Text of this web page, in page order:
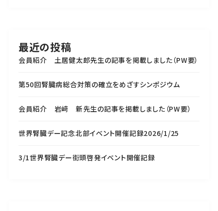
最近の投稿
会員紹介 土居健太郎先生の記事を掲載しました（PW要）
第50回腎臓病総合対策の確立をめざすシンポジウム
会員紹介 岩﨑 新先生の記事を掲載しました（PW要）
世界腎臓デー記念北部イベント開催記録2026/1/25
3/1世界腎臓デー街頭啓発イベント開催記録